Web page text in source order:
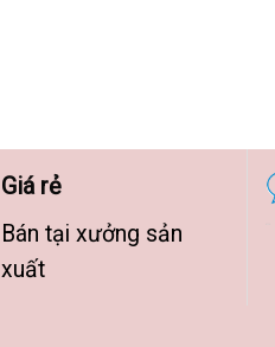
Giá rẻ
Bán tại xưởng sản
xuất